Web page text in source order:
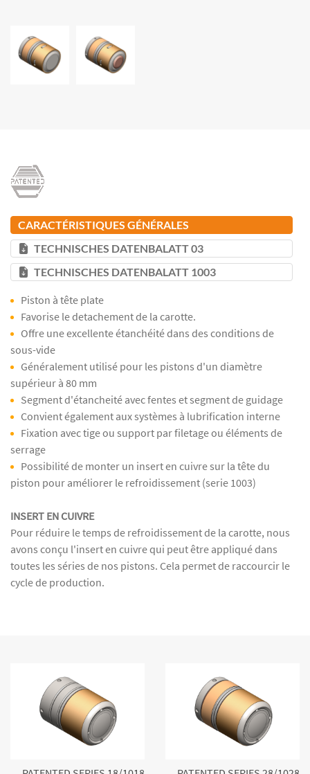
CARACTÉRISTIQUES GÉNÉRALES
TECHNISCHES DATENBALATT 03
TECHNISCHES DATENBALATT 1003
Piston à tête plate
Favorise le detachement de la carotte.
Offre une excellente étanchéité dans des conditions de
sous-vide
Généralement utilisé pour les pistons d'un diamètre
supérieur à 80 mm
Segment d'étancheité avec fentes et segment de guidage
Convient également aux systèmes à lubrification interne
Fixation avec tige ou support par filetage ou éléments de
serrage
Possibilité de monter un insert en cuivre sur la tête du
piston pour améliorer le refroidissement (serie 1003)
INSERT EN CUIVRE
Pour réduire le temps de refroidissement de la carotte, nous
avons conçu l'insert en cuivre qui peut être appliqué dans
toutes les séries de nos pistons. Cela permet de raccourcir le
cycle de production.